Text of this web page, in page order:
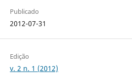
Publicado
2012-07-31
Edição
v. 2 n. 1 (2012)